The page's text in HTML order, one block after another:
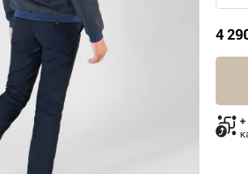
4
+